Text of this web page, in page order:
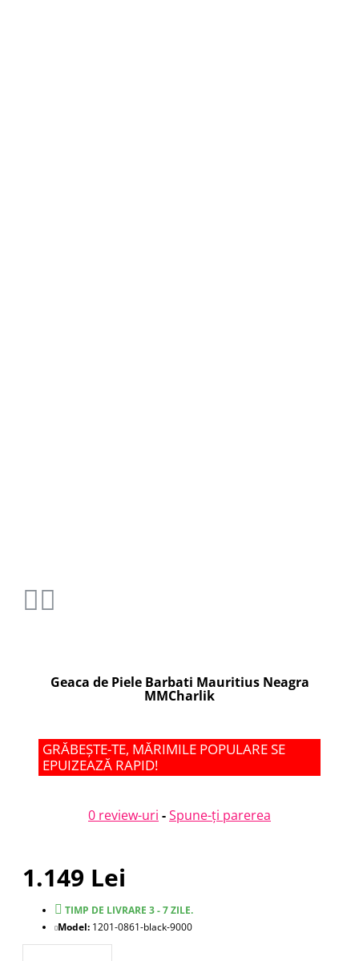
Geaca de Piele Barbati Mauritius Neagra
MMCharlik
GRĂBEȘTE-TE, MĂRIMILE POPULARE SE
EPUIZEAZĂ RAPID!
0 review-uri -Spune-ţi parerea
1.149 Lei
TIMP DE LIVRARE 3 - 7 ZILE.
Model: 1201-0861-black-9000